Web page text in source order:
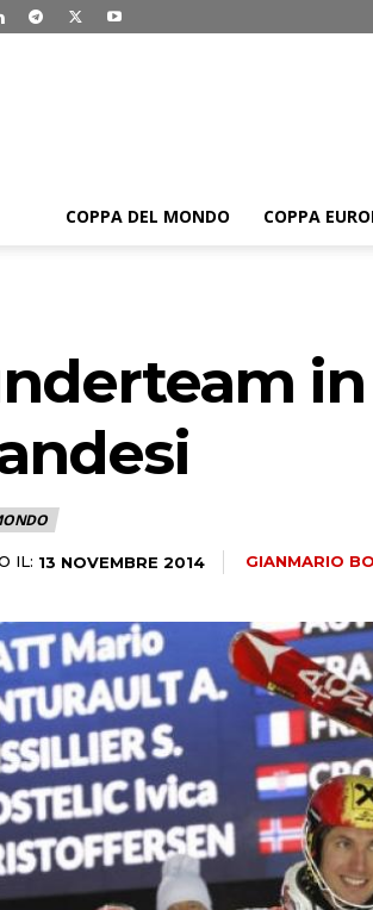
COPPA DEL MONDO COPPA
IL: 13 NOVEMBRE 2014 GIANMARIO